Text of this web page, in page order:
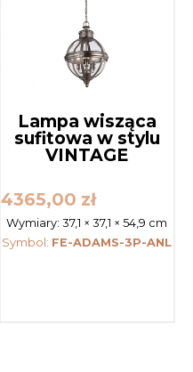
Lampa wisząca
sufitowa w stylu
VINTAGE
4365,00 zł
Wymiary:37,1 × 37,1 × 54,9 cm
Symbol: FE-ADAMS-3P-ANL